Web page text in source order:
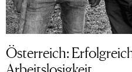
Österreich: